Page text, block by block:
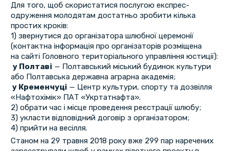
Для того, щоб скористатися послугою експрес-
одруження молодятам достатньо зробити кілька
простих кроків:
1) звернутися до організатора шлюбної церемонії
(контактна інформація про організаторів розміщена
на сайті Головного територіального управління юстиції):
у Полтаві — Полтавський міський будинок культури
або Полтавська державна аграрна академія;
у Кременчуці — Центр культури, спорту та дозвілля
«Нафтохімік» ПАТ «Укртатнафта».
2) обрати час і місце проведення реєстрації шлюбу;
3) укласти відповідний договір з організатором;
4) прийти на весілля.
Станом на 29 травня 2018 року вже 299 пар наречених